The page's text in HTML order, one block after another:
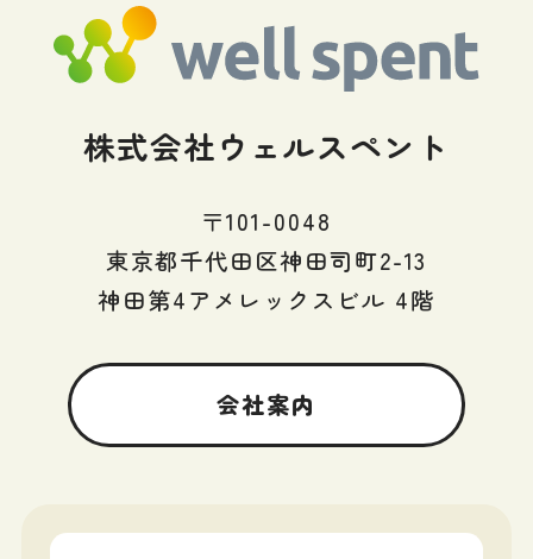
株式会社ウェルスペント
〒101-0048
東京都千代田区神田司町2-13
神田第4アメレックスビル 4階
会社案内